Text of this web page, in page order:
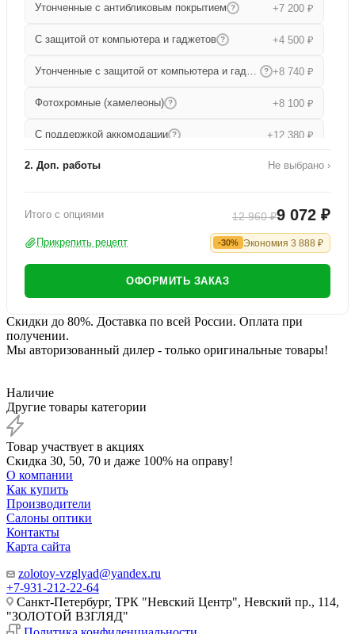
Утонченные с антибликовым покрытием ? +7 200 ₽
С защитой от компьютера и гаджетов ? +4 500 ₽
Утонченные с защитой от компьютера и гаджетов ? +8 740 ₽
Фотохромные (хамелеоны) ? +8 100 ₽
С поддержкой аккомодации ? +12 380 ₽
Прогрессивные +15 680 ₽
2. Доп. работы
Не выбрано ›
Итого с опциями 12 960 ₽9 072 ₽
Прикрепить рецепт -30% Экономия 3 888 ₽
ОФОРМИТЬ ЗАКАЗ
Скидки до 80%. Доставка по всей России. Оплата при
получении.
Мы авторизованный дилер - только оригинальные товары!
Наличие
Другие товары категории
Товар участвует в акциях
Скидка 30, 50, 70 и даже 100% на оправу!
О компании
Как купить
Производители
Салоны оптики
Контакты
Карта сайта
zolotoy-vzglyad@yandex.ru
+7-931-212-22-64
Санкт-Петербург, ТРК "Невский Центр", Невский пр., 114,
"ЗОЛОТОЙ ВЗГЛЯД"